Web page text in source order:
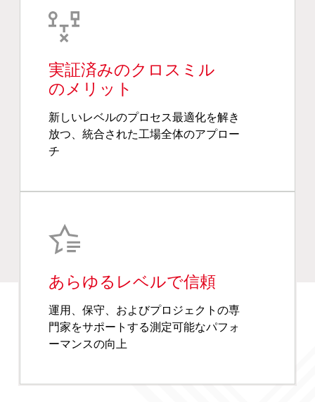
実証済みのクロスミル
のメリット
新しいレベルのプロセス最適化を解き
放つ、統合された工場全体のアプロー
チ
あらゆるレベルで信頼
運用、保守、およびプロジェクトの専
門家をサポートする測定可能なパフォ
ーマンスの向上